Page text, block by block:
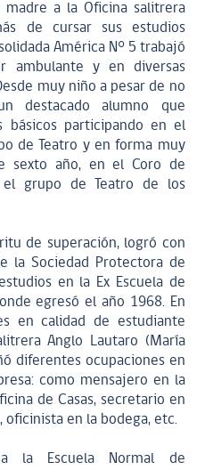
a la Oficina salitrera
de cursar sus estudios
América N° 5 trabajó
ambulante y en diversas
muy niño a pesar de no
destacado alumno que
básicos participando en el
de Teatro y en forma muy
sexto año, en el Coro de
grupo de Teatro de los
de superación, logró con
la Sociedad Protectora de
en la Ex Escuela de
egresó el año 1968. En
en calidad de estudiante
Anglo Lautaro (María
diferentes ocupaciones en
como mensajero en la
de Casas, secretario en
en la bodega, etc.
a la Escuela Normal de